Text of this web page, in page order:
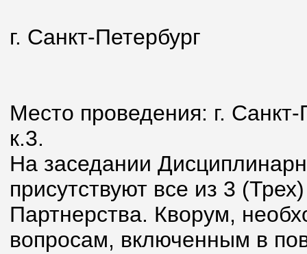
г. Санкт-Петербург
Место проведения: г.
к.3.
На заседании
присутствуют все из 3
Партнерства. Кворум,
вопросам, включенным в